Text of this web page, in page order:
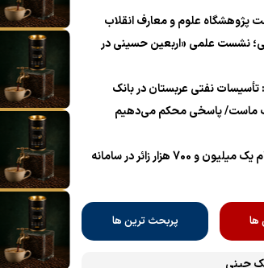
پژوهشگاه علوم و معارف انقلاب
نشست علمی «اربعین حسینی در
می‌شود
نفتی عربستان در بانک
ماست/ پاسخی محکم می‌دهیم
ثبت‌نام یک میلیون و 700 هزار زائر در سامانه
پربحث ترین ها
چینی